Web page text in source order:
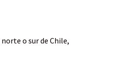
o sur de Chile,